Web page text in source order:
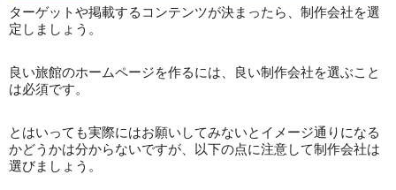
ターゲットや掲載するコンテンツが決まったら、制作会社を選
定しましょう。
良い旅館のホームページを作るには、良い制作会社を選ぶこと
は必須です。
とはいっても実際にはお願いしてみないとイメージ通りになる
かどうかは分からないですが、以下の点に注意して制作会社は
選びましょう。